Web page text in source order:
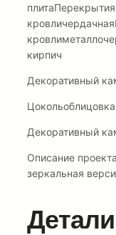
кирпич
Декоративный
Декоративный
Описание
зеркальная
Детали